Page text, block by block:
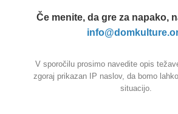
Če menite, da gre za napako,
V sporočilu prosimo navedite opis
zgoraj prikazan IP naslov, da bomo
situacijo.